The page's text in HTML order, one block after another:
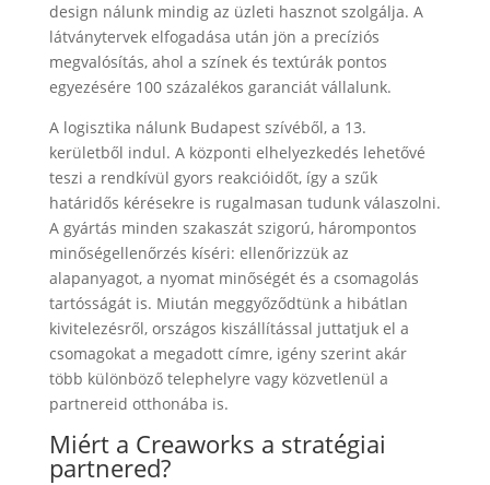
design nálunk mindig az üzleti hasznot szolgálja. A
látványtervek elfogadása után jön a precíziós
megvalósítás, ahol a színek és textúrák pontos
egyezésére 100 százalékos garanciát vállalunk.
A logisztika nálunk Budapest szívéből, a 13.
kerületből indul. A központi elhelyezkedés lehetővé
teszi a rendkívül gyors reakcióidőt, így a szűk
határidős kérésekre is rugalmasan tudunk válaszolni.
A gyártás minden szakaszát szigorú, hárompontos
minőségellenőrzés kíséri: ellenőrizzük az
alapanyagot, a nyomat minőségét és a csomagolás
tartósságát is. Miután meggyőződtünk a hibátlan
kivitelezésről, országos kiszállítással juttatjuk el a
csomagokat a megadott címre, igény szerint akár
több különböző telephelyre vagy közvetlenül a
partnereid otthonába is.
Miért a Creaworks a stratégiai
partnered?